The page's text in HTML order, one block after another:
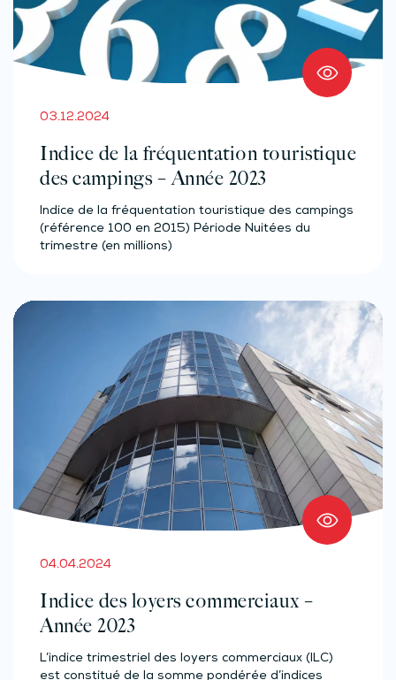
03.12.2024
Indice de la fréquentation touristique
des campings – Année 2023
Indice de la fréquentation touristique des campings
(référence 100 en 2015) Période Nuitées du
trimestre (en millions)
04.04.2024
Indice des loyers commerciaux –
Année 2023
L’indice trimestriel des loyers commerciaux (ILC)
est constitué de la somme pondérée d’indices